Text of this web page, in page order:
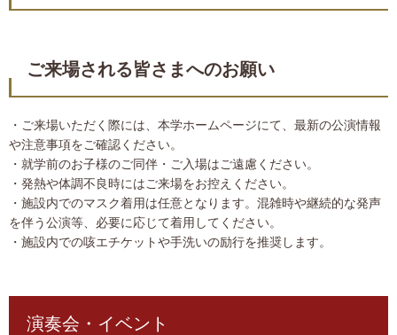
ご来場される皆さまへのお願い
・ご来場いただく際には、本学ホームページにて、最新の公演情報
や注意事項をご確認ください。
・就学前のお子様のご同伴・ご入場はご遠慮ください。
・発熱や体調不良時にはご来場をお控えください。
・施設内でのマスク着用は任意となります。混雑時や継続的な発声
を伴う公演等、必要に応じて着用してください。
・施設内での咳エチケットや手洗いの励行を推奨します。
演奏会・イベント